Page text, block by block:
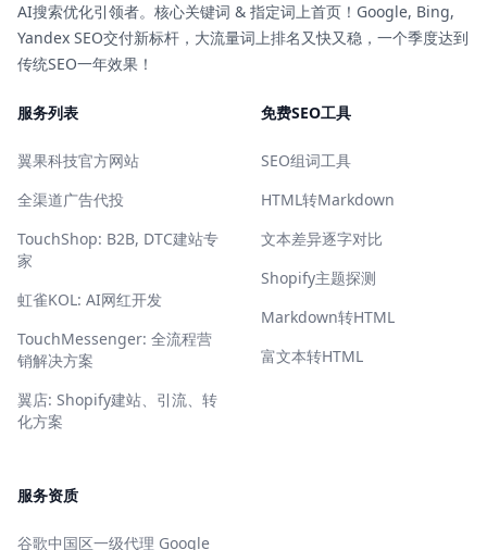
AI搜索优化引领者。核心关键词 & 指定词上首页！Google, Bing,
Yandex SEO交付新标杆，大流量词上排名又快又稳，一个季度达到
传统SEO一年效果！
服务列表
翼果科技官方网站
全渠道广告代投
TouchShop: B2B, DTC建站专
家
虹雀KOL: AI网红开发
TouchMessenger: 全流程营
销解决方案
翼店: Shopify建站、引流、转
化方案
免费SEO工具
SEO组词工具
HTML转Markdown
文本差异逐字对比
Shopify主题探测
Markdown转HTML
富文本转HTML
服务资质
谷歌中国区一级代理 Google